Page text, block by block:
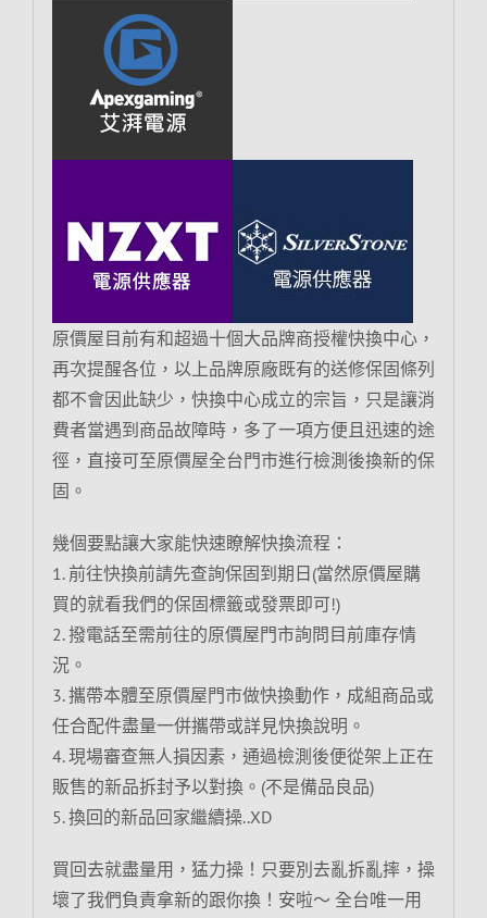
原價屋目前有和超過十個大品牌商授權快換中心，
再次提醒各位，以上品牌原廠既有的送修保固條列
都不會因此缺少，快換中心成立的宗旨，只是讓消
費者當遇到商品故障時，多了一項方便且迅速的途
徑，直接可至原價屋全台門市進行檢測後換新的保
固。
幾個要點讓大家能快速瞭解快換流程：
1. 前往快換前請先查詢保固到期日(當然原價屋購
買的就看我們的保固標籤或發票即可!)
2. 撥電話至需前往的原價屋門市詢問目前庫存情
況。
3. 攜帶本體至原價屋門市做快換動作，成組商品或
任合配件盡量一併攜帶或詳見快換說明。
4. 現場審查無人損因素，通過檢測後便從架上正在
販售的新品拆封予以對換。(不是備品良品)
5. 換回的新品回家繼續操..XD
買回去就盡量用，猛力操！只要別去亂拆亂摔，操
壞了我們負責拿新的跟你換！安啦～ 全台唯一用